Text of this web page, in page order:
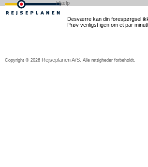
Hjælp
Desværre kan din forespørgsel
Prøv venligst igen om et par
Copyright © 2026 Rejseplanen A/S. Alle rettigheder forbeholdt.